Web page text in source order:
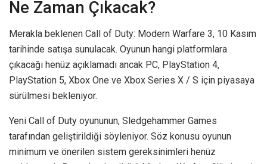
Ne Zaman Çıkacak?
Merakla beklenen Call of Duty: Modern Warfare 3, 10 Kasım
tarihinde satışa sunulacak. Oyunun hangi platformlara
çıkacağı henüz açıklamadı ancak PC, PlayStation 4,
PlayStation 5, Xbox One ve Xbox Series X / S için piyasaya
sürülmesi bekleniyor.
Yeni Call of Duty oyununun, Sledgehammer Games
tarafından geliştirildiği söyleniyor. Söz konusu oyunun
minimum ve önerilen sistem gereksinimleri henüz